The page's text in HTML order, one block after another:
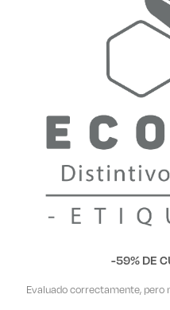
-59% DE
Evaluado correctamente, pero